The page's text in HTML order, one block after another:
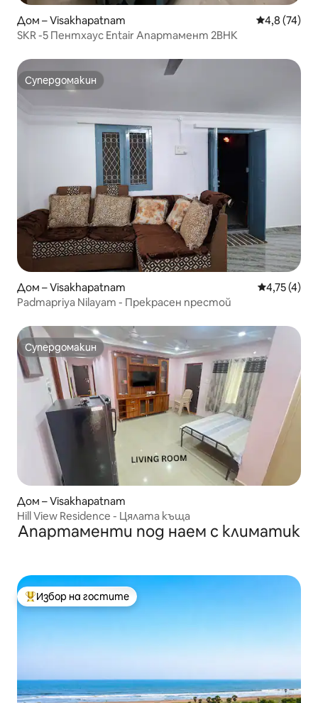
Дом – Visakhapatnam Средна
4,8 (74)
SKR -5 Пентхаус Entair Апартамент 2BHK
Супердомакин
Супердомакин
Дом – Visakhapatnam Средна
4,75 (4)
Padmapriya Nilayam - Прекрасен престой
Супердомакин
Супердомакин
Дом – Visakhapatnam
Hill View Residence - Цялата къща
Апартаменти под наем с климатик
Най-популярен избор на гостите
Избор на гостите